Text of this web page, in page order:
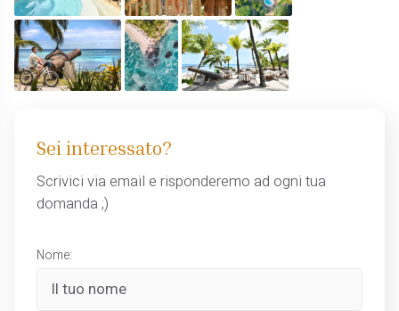
Sei interessato?
Scrivici via email e risponderemo ad ogni tua
domanda ;)
Nome: